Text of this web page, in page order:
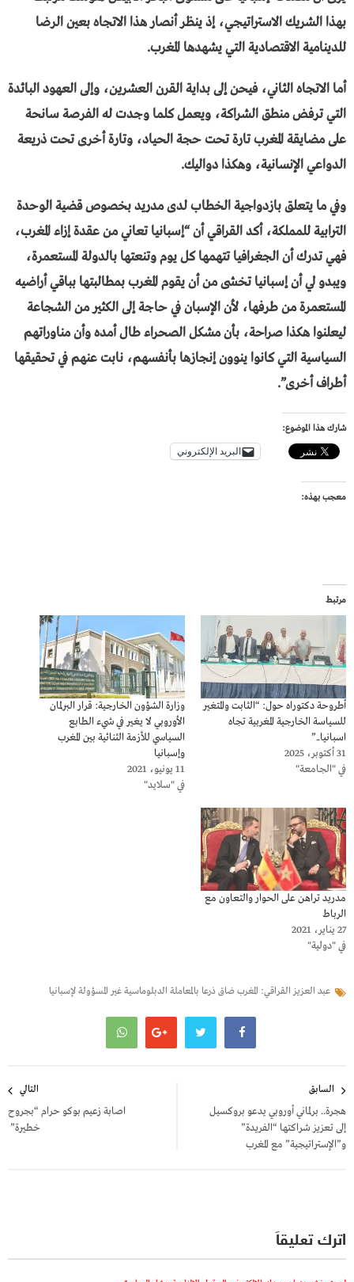
بهذا الشريك الاستراتيجي، إذ ينظر أنصار هذا الاتجاه بعين الرضا
للدينامية الاقتصادية التي يشهدها المغرب.
أما الاتجاه الثاني، فيحن إلى بداية القرن العشرين، وإلى العهود البائدة
التي ترفض منطق الشراكة، ويعمل كلما وجدت له الفرصة سانحة
على مضايقة المغرب تارة تحت حجة الحياد، وتارة أخرى تحت ذريعة
الدواعي الإنسانية، وهكذا دواليك.
وفي ما يتعلق بازدواجية الخطاب لدى مدريد بخصوص قضية الوحدة
الترابية للمملكة، أكد القراقي أن “إسبانيا تعاني من عقدة إزاء المغرب،
فهي تدرك أن الجغرافيا تتهمها كل يوم وتنعتها بالدولة المستعمرة،
ويبدو لي أن إسبانيا تخشى من أن يقوم المغرب بمطالبتها بباقي أراضيه
المستعمرة من طرفها، لأن الإسبان في حاجة إلى الكثير من الشجاعة
ليعلنوا هكذا صراحة، بأن مشكل الصحراء طال أمده وأن مناوراتهم
السياسية التي كانوا ينوون إنجازها بأنفسهم، نابت عنهم في تحقيقها
أطراف أخرى”.
شارك هذا الموضوع:
البريد الإلكتروني
معجب بهذه:
مرتبط
أطروحة دكتوراه حول: “الثابت والمتغير
للسياسة الخارجية المغربية تجاه
اسبانيا..”
31 أكتوبر، 2025
في "الجامعة"
وزارة الشؤون الخارجية: قرار البرلمان
الأوروبي لا يغير في شيء الطابع
السياسي للأزمة الثنائية بين المغرب
وإسبانيا
11 يونيو، 2021
في "سلايد"
مدريد تراهن على الحوار والتعاون مع
الرباط
27 يناير، 2021
في "دولية"
عبد العزيز القراقي: المغرب ضاق ذرعا بالمعاملة الدبلوماسية غير المسؤولة لإسبانيا
المقالات
السابق
هجرة.. برلماني أوروبي يدعو بروكسيل
إلى تعزيز شراكتها “الفريدة”
و”الإستراتيجية” مع المغرب
التالي
اصابة زعيم بوكو حرام “بجروح
خطيرة”
اترك تعليقاً